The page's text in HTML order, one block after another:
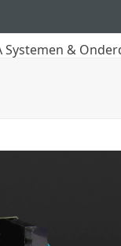
Systemen &